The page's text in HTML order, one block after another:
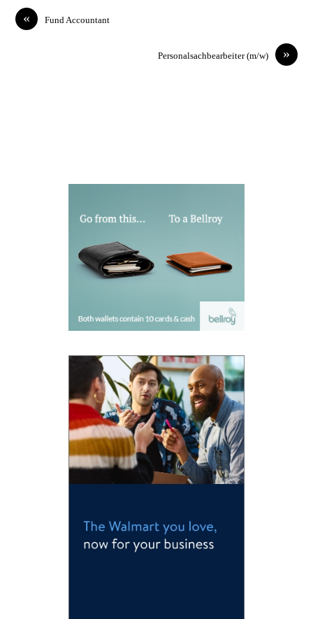
« Fund Accountant
»
Personalsachbearbeiter (m/w)